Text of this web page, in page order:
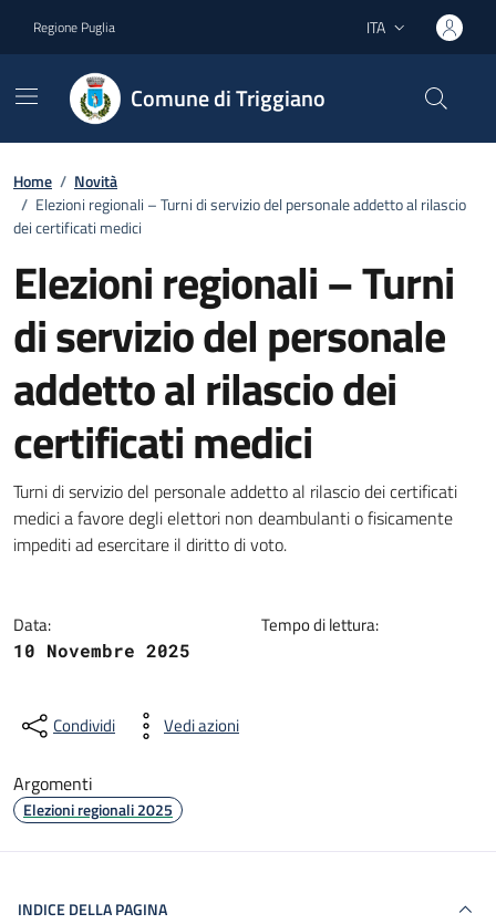
Regione Puglia Lingua attiva:
ITA
Comune di Triggiano
Home / Novità
/ Elezioni regionali – Turni di servizio del personale addetto al rilascio
dei certificati medici
Elezioni regionali – Turni
di servizio del personale
addetto al rilascio dei
certificati medici
Dettagli della notizia
Turni di servizio del personale addetto al rilascio dei certificati
medici a favore degli elettori non deambulanti o fisicamente
impediti ad esercitare il diritto di voto.
Data:
10 Novembre 2025
Tempo di lettura:
Condividi Vedi azioni
Argomenti
Elezioni regionali 2025
INDICE DELLA PAGINA